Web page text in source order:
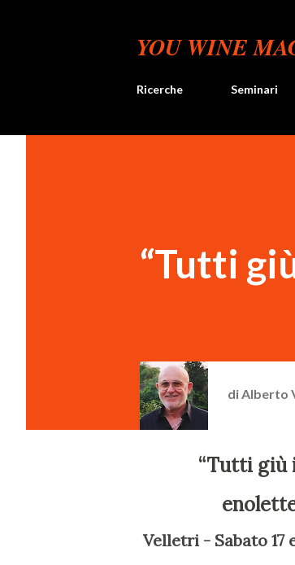
YOU WINE
Ricerche Seminari
“Tutti
di Alberto
“Tutti giù in cantina”: due giorni con 100 vini, reading
Velletri - Sabato 17 e domenica 18 settembre presso CREA Viticoltura Enologia